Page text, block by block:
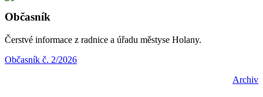
Občasník
Čerstvé informace z radnice a úřadu městyse Holany.
Občasník č. 2/2026
Archiv